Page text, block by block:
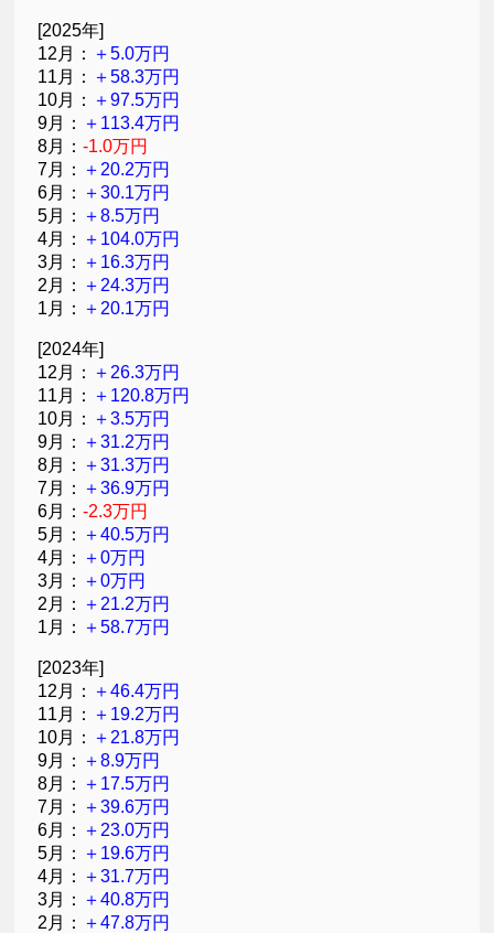
[2025年]
12月： ＋5.0万円
11月： ＋58.3万円
10月： ＋97.5万円
9月： ＋113.4万円
8月：-1.0万円
7月： ＋20.2万円
6月： ＋30.1万円
5月： ＋8.5万円
4月： ＋104.0万円
3月： ＋16.3万円
2月： ＋24.3万円
1月： ＋20.1万円
[2024年]
12月： ＋26.3万円
11月： ＋120.8万円
10月： ＋3.5万円
9月： ＋31.2万円
8月： ＋31.3万円
7月： ＋36.9万円
6月：-2.3万円
5月： ＋40.5万円
4月： ＋0万円
3月： ＋0万円
2月： ＋21.2万円
1月： ＋58.7万円
[2023年]
12月： ＋46.4万円
11月： ＋19.2万円
10月： ＋21.8万円
9月： ＋8.9万円
8月： ＋17.5万円
7月： ＋39.6万円
6月： ＋23.0万円
5月： ＋19.6万円
4月： ＋31.7万円
3月： ＋40.8万円
2月： ＋47.8万円